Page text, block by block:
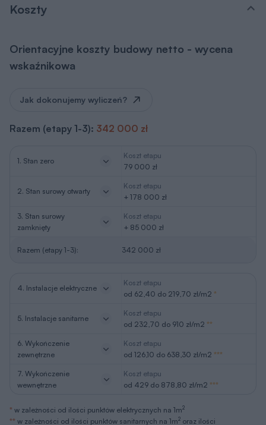
Koszty
Orientacyjne koszty budowy netto - wycena
wskaźnikowa
Jak dokonujemy wyliczeń?
Razem (etapy 1-3): 342 000 zł
1. Stan zero
Koszt etapu
79 000 zł
2. Stan surowy otwarty
Koszt etapu
+ 178 000 zł
3. Stan surowy
zamknięty
Koszt etapu
+ 85 000 zł
Razem (etapy 1-3): 342 000 zł
4. Instalacje elektryczne
Koszt etapu
od 62,40 do 219,70 zł/m2 *
5. Instalacje sanitarne
Koszt etapu
od 232,70 do 910 zł/m2 **
6. Wykończenie
zewnętrzne
Koszt etapu
od 126,10 do 638,30 zł/m2 ***
7. Wykończenie
wewnętrzne
Koszt etapu
od 429 do 878,80 zł/m2 ***
* w zależności od ilości punktów elektrycznych na 1m2
** w zależności od ilości punktów sanitarnych na 1m2 oraz ilości